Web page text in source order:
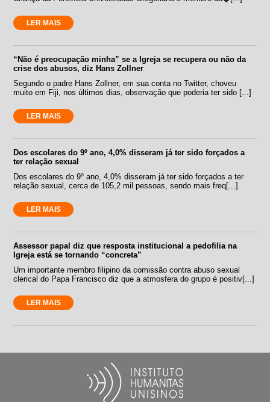
LER MAIS
“Não é preocupação minha” se a Igreja se recupera ou não da
crise dos abusos, diz Hans Zollner
Segundo o padre Hans Zollner, em sua conta no Twitter, choveu
muito em Fiji, nos últimos dias, observação que poderia ter sido [...]
LER MAIS
Dos escolares do 9º ano, 4,0% disseram já ter sido forçados a
ter relação sexual
Dos escolares do 9º ano, 4,0% disseram já ter sido forçados a ter
relação sexual, cerca de 105,2 mil pessoas, sendo mais freq[...]
LER MAIS
Assessor papal diz que resposta institucional a pedofilia na
Igreja está se tornando “concreta”
Um importante membro filipino da comissão contra abuso sexual
clerical do Papa Francisco diz que a atmosfera do grupo é positiv[...]
LER MAIS